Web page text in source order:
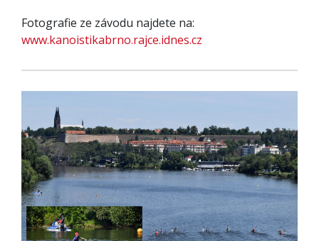
Fotografie ze závodu najdete na:
www.kanoistikabrno.rajce.idnes.cz